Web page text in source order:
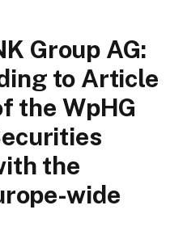
Group AG:
to Article
the WpHG
the
wide